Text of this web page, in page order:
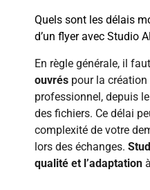
Quels sont les délais
d’un flyer avec Studio
En règle générale, il
ouvrés pour la création
professionnel, depuis
des fichiers. Ce délai
complexité de votre
lors des échanges.
qualité et l’adaptation